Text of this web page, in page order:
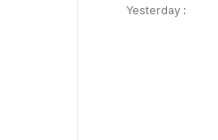
Yesterday :